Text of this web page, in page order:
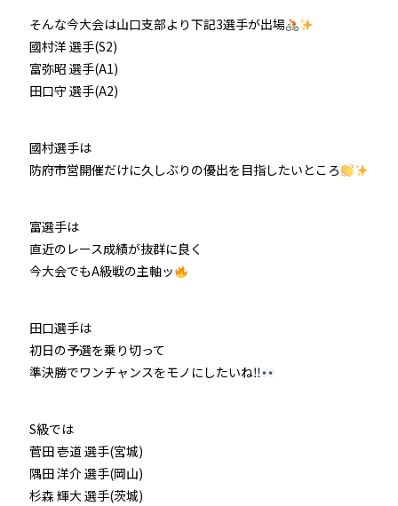
そんな今大会は山口支部より下記3選手が出場
國村洋 選手(S2)
富弥昭 選手(A1)
田口守 選手(A2)
國村選手は
防府市営開催だけに久しぶりの優出を目指したいところ
富選手は
直近のレース成績が抜群に良く
今大会でもA級戦の主軸ッ
田口選手は
初日の予選を乗り切って
準決勝でワンチャンスをモノにしたいね‼
S級では
菅田 壱道 選手(宮城)
隅田 洋介 選手(岡山)
杉森 輝大 選手(茨城)